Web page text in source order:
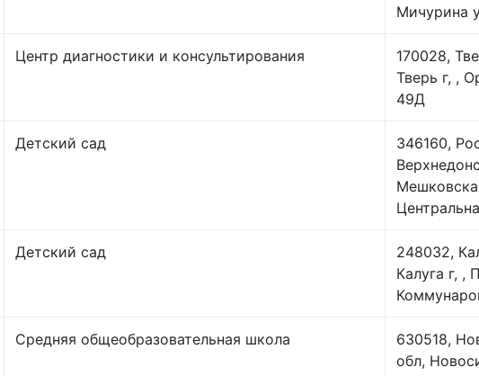
Мичурина
Центр диагностики и консультирования
170028,
Тверь г, ,
49Д
Детский сад
346160,
Детский сад
248032,
Калуга г, ,
Средняя общеобразовательная школа
630518,
обл,